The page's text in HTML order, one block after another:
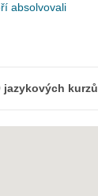
absolvovali
jazykových kurzů